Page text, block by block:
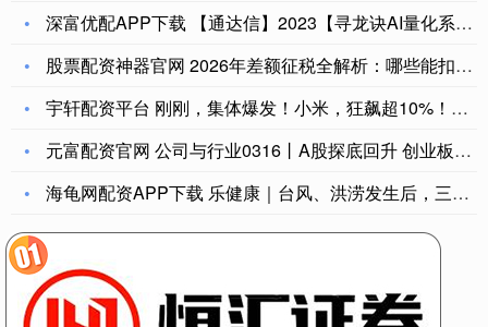
深富优配APP下载 【通达信】2023【寻龙诀AI量化系统】
股票配资神器官网 2026年差额征税全解析：哪些能扣、怎么开
宇轩配资平台 刚刚，集体爆发！小米，狂飙超10%！阿里巴巴大
元富配资官网 公司与行业0316丨A股探底回升 创业板有望突
海龟网配资APP下载 乐健康｜台风、洪涝发生后，三类人群要当